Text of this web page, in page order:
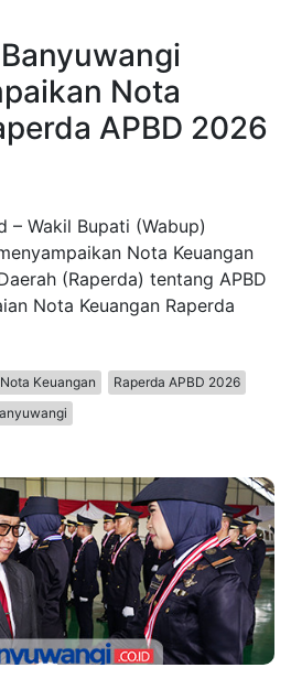
Nota
APBD 2026
– Wakil Bupati (Wabup)
Nota Keuangan
(Raperda) tentang APBD
Nota Keuangan Raperda
Nota Keuangan
Raperda APBD 2026